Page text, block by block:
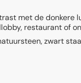
met de
restaurant of
zwart